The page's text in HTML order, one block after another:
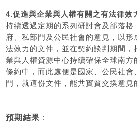
4.促進與企業與人權有關之有法律效
持續透過定期的系列研討會及部落格
府、私部門及公民社會的意見，以
法效力的文件，並在契約談判期間，
業與人權資源中心持續確保全球南方
條約中，而此處便是國家、公民社會
門，就這份文件，能共實質交換意見
預期結果 ：